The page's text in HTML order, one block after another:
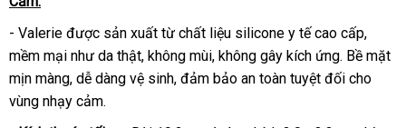
- Valerie được sản xuất từ chất liệu silicone y tế cao cấp,
mềm mại như da thật, không mùi, không gây kích ứng. Bề mặt
mịn màng, dễ dàng vệ sinh, đảm bảo an toàn tuyệt đối cho
vùng nhạy cảm.